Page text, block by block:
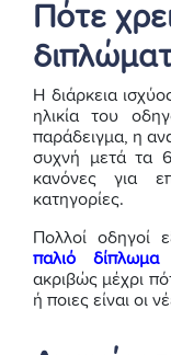
Πότε
Η διάρκεια
ηλικία του
παράδειγμα, η
συχνή μετά τα
κανόνες για
κατηγορίες.
Πολλοί οδηγοί
παλιό δίπλωμα
ακριβώς μέχρι
ή ποιες είναι οι